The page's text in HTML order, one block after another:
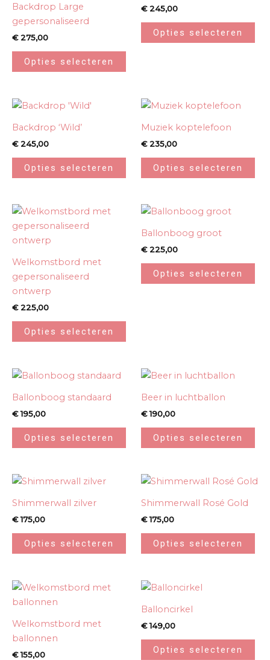
Backdrop Large
gepersonaliseerd
€275,00
Opties selecteren
€245,00
Opties selecteren
Backdrop ‘Wild’
€245,00
Opties selecteren
Muziek koptelefoon
€235,00
Opties selecteren
Welkomstbord met
gepersonaliseerd
ontwerp
€225,00
Opties selecteren
Ballonboog groot
€225,00
Opties selecteren
Ballonboog standaard
€195,00
Opties selecteren
Beer in luchtballon
€190,00
Opties selecteren
Shimmerwall zilver
€175,00
Opties selecteren
Shimmerwall Rosé Gold
€175,00
Opties selecteren
Welkomstbord met
ballonnen
€155,00
Balloncirkel
€149,00
Opties selecteren